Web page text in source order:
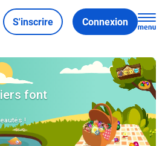
S'inscrire Connexion